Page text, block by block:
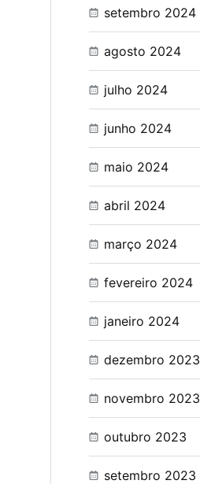
setembro 2024
agosto 2024
julho 2024
junho 2024
maio 2024
abril 2024
março 2024
fevereiro 2024
janeiro 2024
dezembro 2023
novembro 2023
outubro 2023
setembro 2023